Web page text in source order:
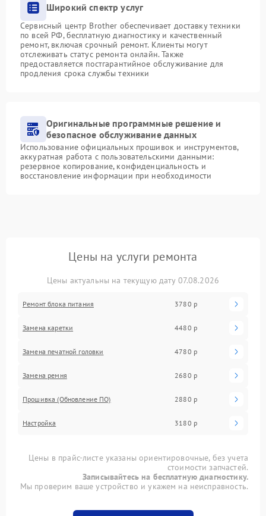
Широкий спектр услуг
Сервисный центр Brother обеспечивает доставку техники
по всей РФ, бесплатную диагностику и качественный
ремонт, включая срочный ремонт. Клиенты могут
отслеживать статус ремонта онлайн. Также
предоставляется постгарантийное обслуживание для
продления срока службы техники
Оригинальные программные решение и
безопасное обслуживание данных
Использование официальных прошивок и инструментов,
аккуратная работа с пользовательскими данными:
резервное копирование, конфиденциальность и
восстановление информации при необходимости
Цены на услуги ремонта
Цены актуальны на текущую дату 07.08.2026
Ремонт блока питания 3780 р
Замена каретки 4480 р
Замена печатной головки 4780 р
Замена ремня 2680 р
Прошивка (Обновление ПО) 2880 р
Настройка 3180 р
Цены в прайс-листе указаны ориентировочные, без учета
стоимости запчастей.
Записывайтесь на бесплатную диагностику.
Мы проверим ваше устройство и укажем на неисправность.